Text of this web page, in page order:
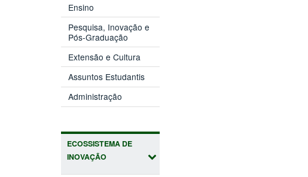
Ensino
em
nova
janela)
Pesquisa, Inovação e
Pós-Graduação (abre
em
nova
janela)
Extensão e Cultura
em
nova
janela)
Assuntos Estudantis(abre
em
janela)
Administração
em
ECOSSISTEMA DE
INOVAÇÃO